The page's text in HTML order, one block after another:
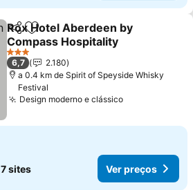
PartilharAdicionar aos favoritos
Rox Hotel Aberdeen by
Compass Hospitality
Ver preços
3 Estrelas
6,7
2.180
a 0.4 km de Spirit of Speyside Whisky
Festival
Design moderno e clássicoVer preços
7 sites Ver preços